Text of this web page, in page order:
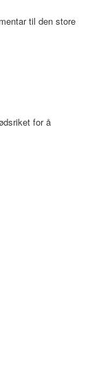
til den store
for å